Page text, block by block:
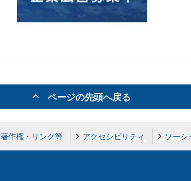
ページの先頭へ戻る
著作権・リンク等 アクセシビリティ ソー